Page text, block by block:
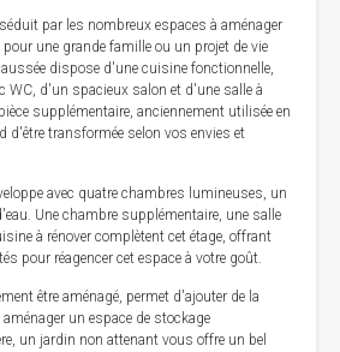
par les nombreux espaces à aménager
une grande famille ou un projet de vie
dispose d'une cuisine fonctionnelle,
WC, d'un spacieux salon et d'une salle à
supplémentaire, anciennement utilisée en
d'être transformée selon vos envies et
avec quatre chambres lumineuses, un
Une chambre supplémentaire, une salle
à rénover complètent cet étage, offrant
pour réagencer cet espace à votre goût.
être aménagé, permet d'ajouter de la
un espace de stockage
un jardin non attenant vous offre un bel